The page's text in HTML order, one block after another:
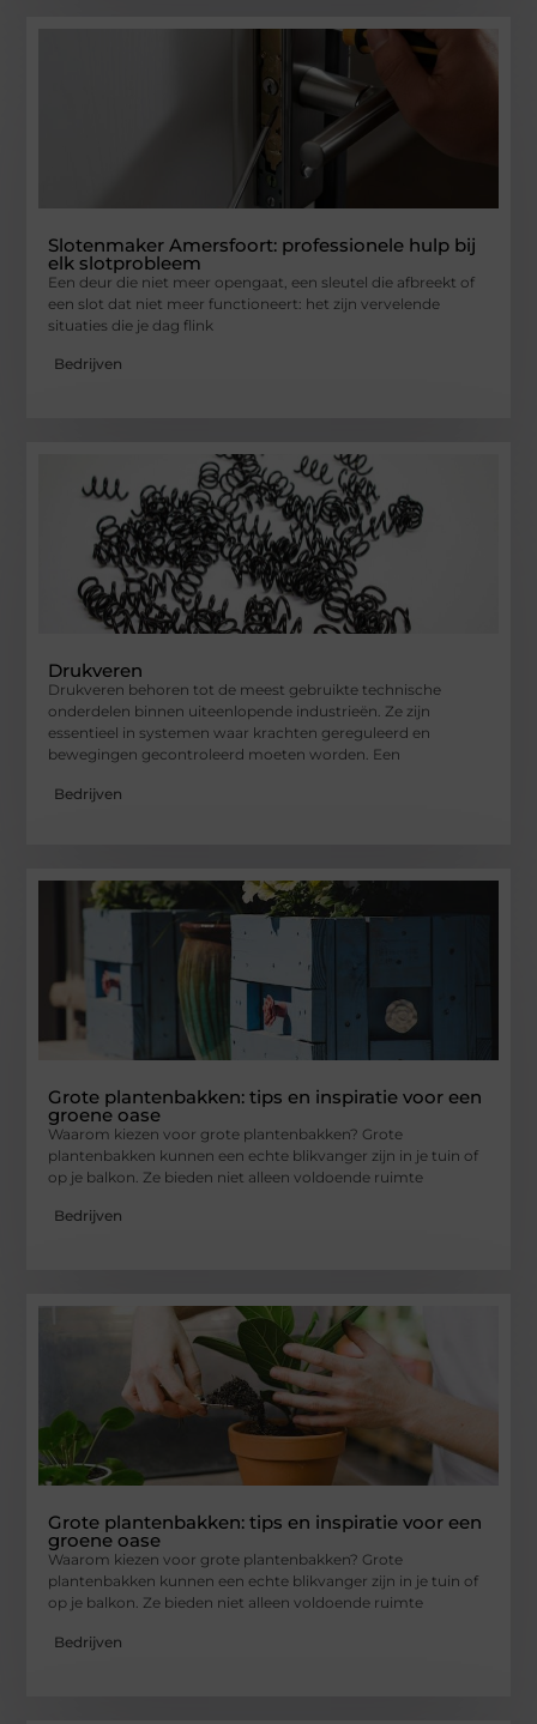
Slotenmaker Amersfoort: professionele hulp bij
elk slotprobleem
Een deur die niet meer opengaat, een sleutel die afbreekt of
een slot dat niet meer functioneert: het zijn vervelende
situaties die je dag flink
Bedrijven
Drukveren
Drukveren behoren tot de meest gebruikte technische
onderdelen binnen uiteenlopende industrieën. Ze zijn
essentieel in systemen waar krachten gereguleerd en
bewegingen gecontroleerd moeten worden. Een
Bedrijven
Grote plantenbakken: tips en inspiratie voor een
groene oase
Waarom kiezen voor grote plantenbakken? Grote
plantenbakken kunnen een echte blikvanger zijn in je tuin of
op je balkon. Ze bieden niet alleen voldoende ruimte
Bedrijven
Grote plantenbakken: tips en inspiratie voor een
groene oase
Waarom kiezen voor grote plantenbakken? Grote
plantenbakken kunnen een echte blikvanger zijn in je tuin of
op je balkon. Ze bieden niet alleen voldoende ruimte
Bedrijven